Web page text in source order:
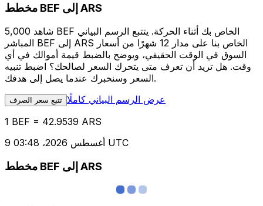
مخطط BEF إلى ARS
شاهد 5,000 BEF الخاص بك أثناء الحركة. يتتبع الرسم البياني
المباشر BEF إلى ARS الخاص بنا على مدار 12 شهرًا من أسعار
السوق في الوقت الحقيقي، ويوضح بالضبط قيمة أموالك في أي
وقت. هل تريد أن تعرف متى يتحرك السعر لصالحك؟ اضبط تنبيه
السعر وسنخبرك عندما يصل إلى هدفك.
تتبع سعر الصرف عرض الرسم البياني كاملًا
1 BEF = 42.9539 ARS
9 أغسطس 2026، 03:48 UTC
مخطط BEF إلى ARS